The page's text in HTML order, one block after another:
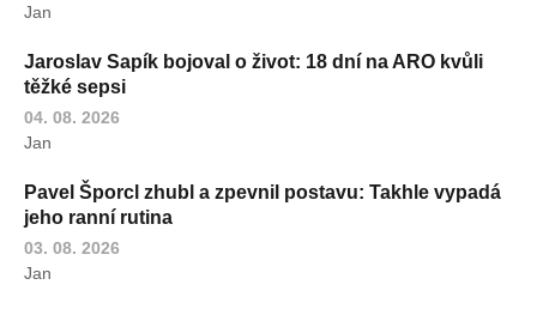
Jan
Jaroslav Sapík bojoval o život: 18 dní na ARO kvůli
těžké sepsi
04. 08. 2026
Jan
Pavel Šporcl zhubl a zpevnil postavu: Takhle vypadá
jeho ranní rutina
03. 08. 2026
Jan